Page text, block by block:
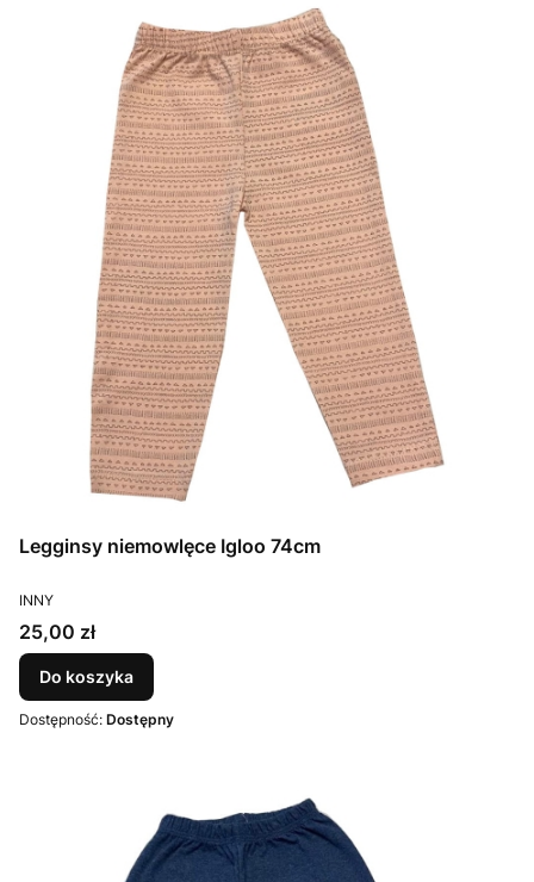
Legginsy niemowlęce Igloo 74cm
PRODUCENT
INNY
Cena
25,00 zł
Do koszyka
Dostępność: Dostępny